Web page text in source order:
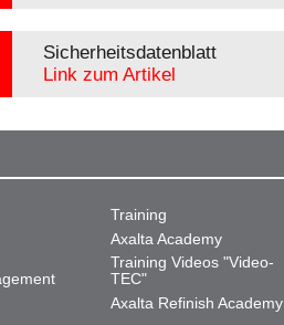
Sicherheitsdatenblatt
Link zum Artikel
Training
Axalta Academy
Training Videos "Video-
TEC"
Axalta Refinish Academy